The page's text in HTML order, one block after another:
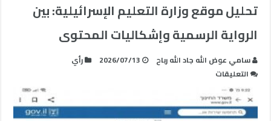
تحليل موقع وزارة التعليم الإسرائيلية: بين
الرواية الرسمية وإشكاليات المحتوى
سامي عوض الله جاد الله رباح 2026/07/13
رأي
التعليقات
موقع
وزارة